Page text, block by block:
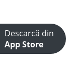
Descarcă din
App Store